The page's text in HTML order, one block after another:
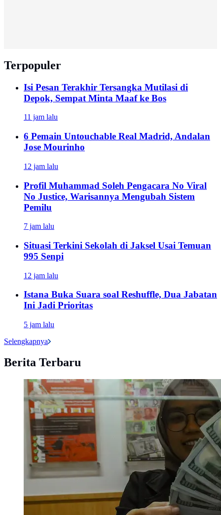
Terpopuler
Isi Pesan Terakhir Tersangka Mutilasi di
Depok, Sempat Minta Maaf ke Bos
11 jam lalu
6 Pemain Untouchable Real Madrid, Andalan
Jose Mourinho
12 jam lalu
Profil Muhammad Soleh Pengacara No Viral
No Justice, Warisannya Mengubah Sistem
Pemilu
7 jam lalu
Situasi Terkini Sekolah di Jaksel Usai Temuan
995 Senpi
12 jam lalu
Istana Buka Suara soal Reshuffle, Dua Jabatan
Ini Jadi Prioritas
5 jam lalu
Selengkapnya
Berita Terbaru